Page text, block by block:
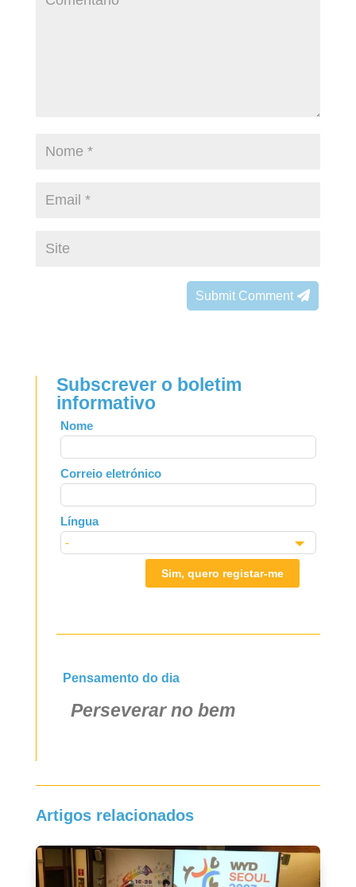
Submit Comment
Subscrever o boletim
informativo
Leave
this
field
blank
Nome
Correio eletrónico
Língua
Sim, quero registar-me
Pensamento do dia
Perseverar no bem
Artigos relacionados